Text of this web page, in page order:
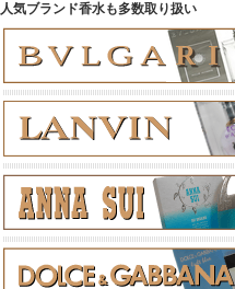
人気ブランド香水も多数取り扱い